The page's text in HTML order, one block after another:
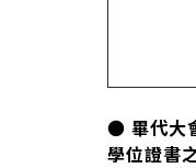
● 畢代大
學位證書